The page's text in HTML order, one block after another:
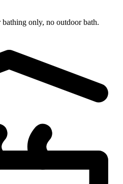
only, no outdoor bath.